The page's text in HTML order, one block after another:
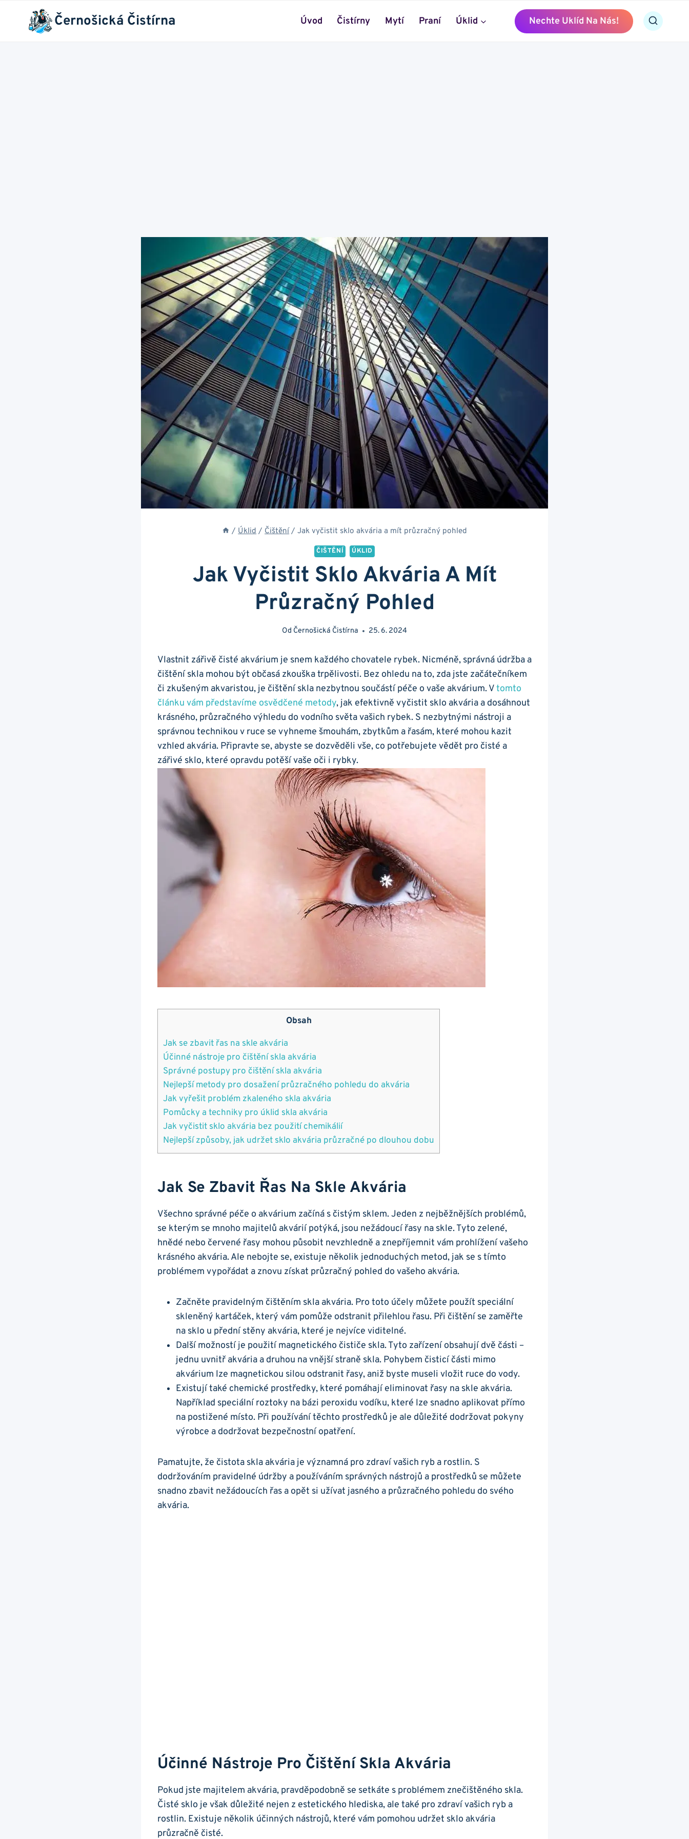
Černošická Čistírna Úvod Čistírny Mytí Praní Úklid Nechte Uklíd Na Nás!
/ Úklid / Čištění / Jak vyčistit sklo akvária a mít průzračný pohled
ČIŠTĚNÍ ÚKLID
Jak Vyčistit Sklo Akvária A Mít
Průzračný Pohled
Od Černošická Čistírna 25. 6. 2024
Vlastnit zářivě čisté akvárium je snem⁤ každého chovatele rybek. Nicméně, správná údržba⁣ a
čištění ​skla mohou být občasá zkouška⁣ trpělivosti. Bez ohledu ‍na to, zda⁤ jste začátečníkem⁣
či zkušeným⁤ akvaristou, ‌je čištění skla nezbytnou součástí péče o vaše akvárium. Vtomto⁤
článku‌ vám​ představíme osvědčené metody,‌ jak efektivně vyčistit sklo‍ akvária a ⁣dosáhnout
krásného, průzračného výhledu do vodního světa vašich rybek. S nezbytnými nástroji a
správnou ‍technikou v ruce se vyhneme šmouhám, zbytkům a řasám, ⁣které mohou kazit⁤
vzhled akvária. Připravte se,​ abyste ‍se ⁣dozvěděli vše, ‌co potřebujete ⁤vědět pro čisté ​a
zářivé⁣ sklo, ⁤které opravdu potěší vaše oči i rybky.
Obsah
Jak se zbavit řas‍ na skle‍ akvária
Účinné nástroje pro čištění skla akvária
Správné postupy pro‌ čištění ⁣skla⁢ akvária
Nejlepší metody pro dosažení‌ průzračného pohledu⁣ do⁤ akvária
Jak vyřešit problém zkaleného​ skla akvária
Pomůcky a ‌techniky pro úklid ‌skla akvária
Jak vyčistit sklo ​akvária bez použití‌ chemikálií
Nejlepší způsoby, jak udržet ⁤sklo akvária ‍průzračné po dlouhou dobu
Jak Se Zbavit Řas‍ Na Skle‍ Akvária
Všechno správné ⁣péče o akvárium začíná s čistým sklem. Jeden z nejběžnějších problémů,
se kterým se mnoho majitelů akvárií potýká, jsou‌ nežádoucí řasy na skle. Tyto zelené,⁢
hnědé nebo červené ‌řasy‌ mohou působit⁢ nevzhledně a znepříjemnit⁣ vám prohlížení⁣ vašeho
krásného akvária.‌ Ale nebojte ​se, existuje několik ⁢jednoduchých metod, jak se⁣ s tímto
‍problémem vypořádat ​a znovu získat průzračný pohled do⁣ vašeho akvária.
Začněte pravidelným čištěním skla​ akvária.⁤ Pro toto účely můžete použít speciální
skleněný kartáček, ⁣který vám pomůže⁣ odstranit přilehlou řasu. Při čištění se zaměřte⁢
na sklo u⁢ přední stěny akvária, které je nejvíce⁢ viditelné.
Další možností je použití magnetického čističe skla. Tyto zařízení obsahují dvě části –
jednu ‌uvnitř akvária a druhou na vnější straně skla.‍ Pohybem čisticí části mimo
akvárium‍ lze ⁣magnetickou silou odstranit řasy, aniž byste museli vložit ⁢ruce do vody.
Existují⁤ také ⁢chemické prostředky, které pomáhají eliminovat řasy na skle‍ akvária.
Například⁤ speciální roztoky na⁢ bázi peroxidu vodíku, které⁤ lze⁤ snadno aplikovat přímo​
na postižené místo.⁣ Při používání ‌těchto prostředků je‌ ale ​důležité​ dodržovat pokyny
výrobce a dodržovat bezpečnostní opatření.
Pamatujte, že čistota skla ⁤akvária je významná⁣ pro zdraví vašich ryb‌ a⁢ rostlin. S
dodržováním pravidelné​ údržby a používáním správných nástrojů a prostředků se můžete
snadno zbavit nežádoucích řas a opět si užívat jasného ⁣a ⁣průzračného pohledu do ⁣svého
akvária.
Účinné Nástroje Pro Čištění Skla Akvária
Pokud jste majitelem⁣ akvária, pravděpodobně se ⁣setkáte s problémem znečištěného skla.
Čisté sklo‌ je však důležité​ nejen z estetického⁤ hlediska,‌ ale také pro⁤ zdraví vašich ryb a
rostlin. Existuje⁣ několik‌ účinných nástrojů, které vám pomohou‌ udržet sklo akvária‌
průzračně ⁤čisté.